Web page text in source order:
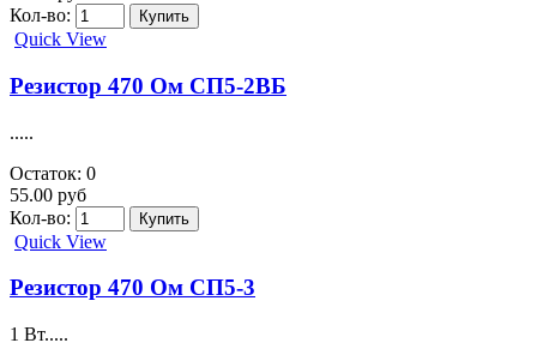
Кол-во:
Quick View
Резистор 470 Ом СП5-2ВБ
.....
Остаток: 0
55.00 руб
Кол-во:
Quick View
Резистор 470 Ом СП5-3
1 Вт.....